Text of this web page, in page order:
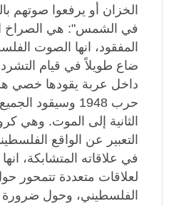
الخزان أو يرفعوا صوتهم
في الشمس": هي الصراخ
المفقود، انها الصوت
ضاع طويلاً في قيام
داخل عربة يقودها خصي
حرب 1948 وسيقود
الثانية إلى الموت. وهي
التعبير عن الواقع
في علاقاته المتشابكة،
لعلاقات متعددة تتمحور
الفلسطيني، وحول ضرورة